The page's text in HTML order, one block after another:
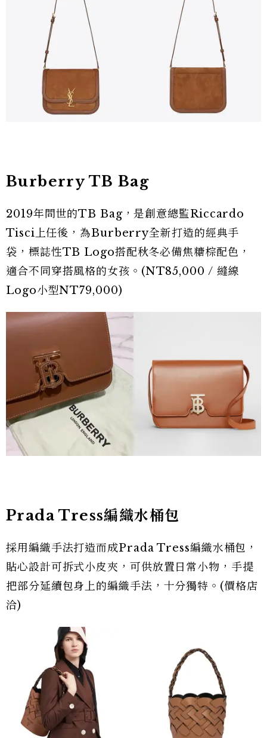
Burberry TB Bag
2019年問世的TB Bag，是創意總監Riccardo
Tisci上任後，為Burberry全新打造的經典手
袋，標誌性TB Logo搭配秋冬必備焦糖棕配色，
適合不同穿搭風格的女孩。(NT85,000 / 縫線
Logo小型NT79,000)
Prada Tress編織水桶包
採用編織手法打造而成Prada Tress編織水桶包，
貼心設計可拆式小皮夾，可供放置日常小物，手提
把部分延續包身上的編織手法，十分獨特。(價格店
洽)